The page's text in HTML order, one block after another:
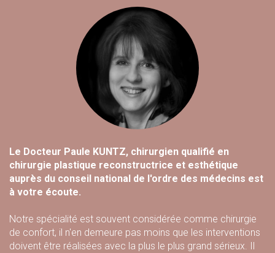
Le Docteur Paule KUNTZ, chirurgien qualifié en
chirurgie plastique reconstructrice et esthétique
auprès du conseil national de l'ordre des médecins est
à votre écoute.
Notre spécialité est souvent considérée comme chirurgie
de confort, il n'en demeure pas moins que les interventions
doivent être réalisées avec la plus le plus grand sérieux. Il